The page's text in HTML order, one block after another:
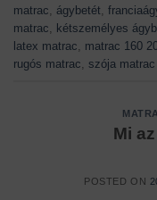
matrac ágybetét
matrac
kétszemélyes
latex matrac
matrac 160
rugós matrac szója matrac
Mi
POSTED ON